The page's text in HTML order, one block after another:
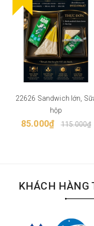
22626 Sandwich lớn,
hộp
85.000₫ 115.000₫
KHÁCH HÀNG